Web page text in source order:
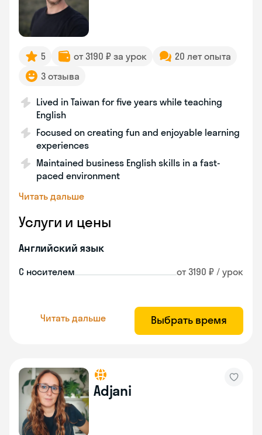
5 от 3190 ₽ за урок
20 лет опыта
3 отзыва
Lived in Taiwan for five years while teaching
English
Focused on creating fun and enjoyable learning
experiences
Maintained business English skills in a fast-
paced environment
Читать дальше
Услуги и цены
Английский язык
С носителем от 3190 ₽ / урок
Читать дальше Выбрать время
Adjani